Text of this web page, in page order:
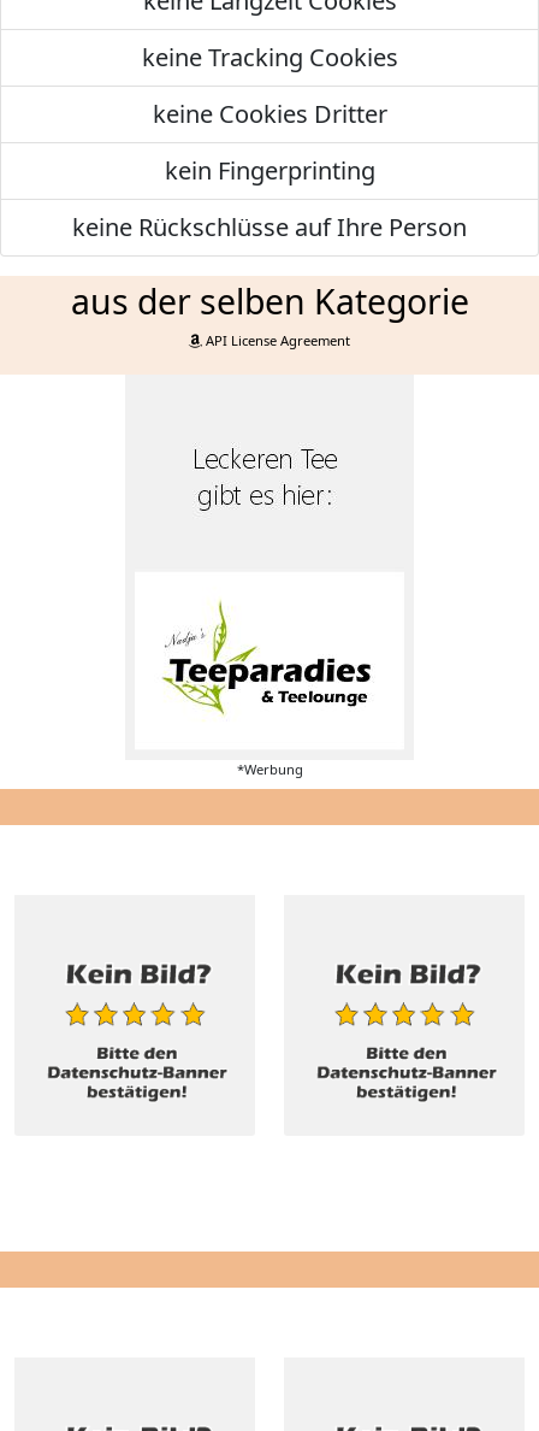
keine Tracking Cookies
keine Cookies Dritter
kein Fingerprinting
keine Rückschlüsse auf Ihre Person
aus der selben Kategorie
API License Agreement
*Werbung